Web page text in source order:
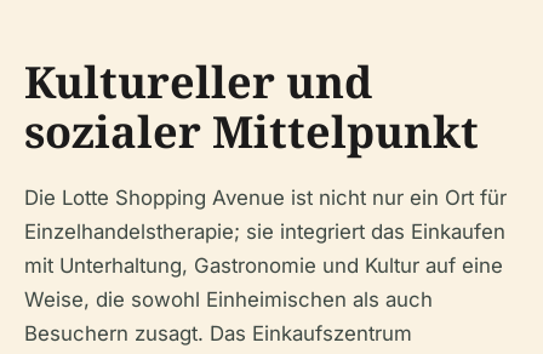
Kultureller und
sozialer Mittelpunkt
Die Lotte Shopping Avenue ist nicht nur ein Ort für
Einzelhandelstherapie; sie integriert das Einkaufen
mit Unterhaltung, Gastronomie und Kultur auf eine
Weise, die sowohl Einheimischen als auch
Besuchern zusagt. Das Einkaufszentrum